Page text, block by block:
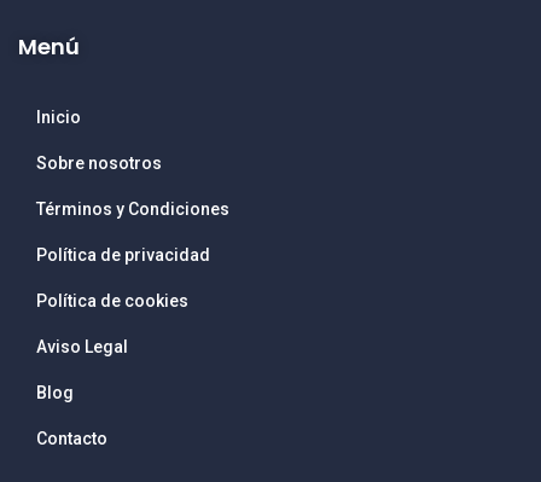
Menú
Inicio
Sobre nosotros
Términos y Condiciones
Política de privacidad
Política de cookies
Aviso Legal
Blog
Contacto